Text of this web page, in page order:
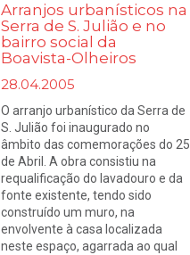
Arranjos urbanísticos na
Serra de S. Julião e no
bairro social da
Boavista-Olheiros
28.04.2005
O arranjo urbanístico da Serra de
S. Julião foi inaugurado no
âmbito das comemorações do 25
de Abril. A obra consistiu na
requalificação do lavadouro e da
fonte existente, tendo sido
construído um muro, na
envolvente à casa localizada
neste espaço, agarrada ao qual